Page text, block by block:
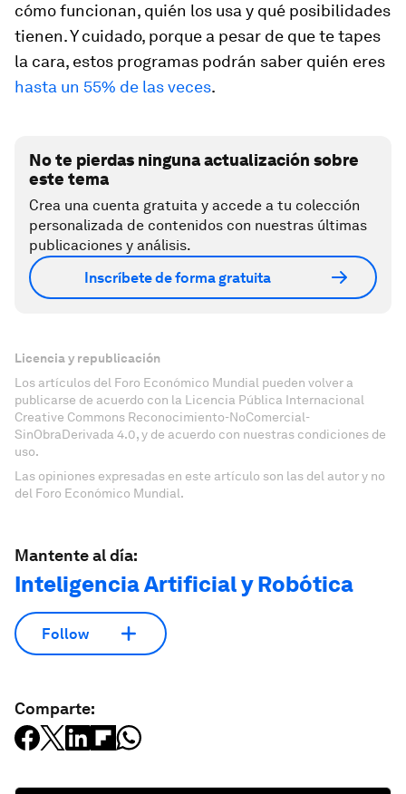
cómo funcionan, quién los usa y qué posibilidades
tienen. Y cuidado, porque a pesar de que te tapes
la cara, estos programas podrán saber quién eres
hasta un 55% de las veces.
No te pierdas ninguna actualización sobre
este tema
Crea una cuenta gratuita y accede a tu colección
personalizada de contenidos con nuestras últimas
publicaciones y análisis.
Inscríbete de forma gratuita
Licencia y republicación
Los artículos del Foro Económico Mundial pueden volver a
publicarse de acuerdo con la Licencia Pública Internacional
Creative Commons Reconocimiento-NoComercial-
SinObraDerivada 4.0, y de acuerdo con nuestras condiciones de
uso.
Las opiniones expresadas en este artículo son las del autor y no
del Foro Económico Mundial.
Mantente al día:
Inteligencia Artificial y Robótica
Follow
Comparte: